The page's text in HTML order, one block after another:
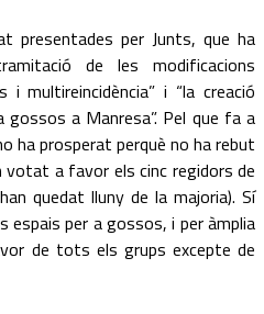
presentades per Junts, que ha
de les modificacions
i multireincidència” i “la creació
gossos a Manresa”. Pel que fa a
ha prosperat perquè no ha rebut
votat a favor els cinc regidors de
quedat lluny de la majoria). Sí
espais per a gossos, i per àmplia
de tots els grups excepte de